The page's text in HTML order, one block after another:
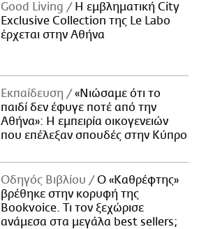
Good Living
Η εμβληματική City
Exclusive Collection της Le Labo
έρχεται στην Αθήνα
Εκπαίδευση
«Νιώσαμε ότι το
παιδί δεν έφυγε ποτέ από την
Αθήνα»: Η εμπειρία οικογενειών
που επέλεξαν σπουδές στην Κύπρο
Οδηγός Βιβλίου
Ο «Καθρέφτης»
βρέθηκε στην κορυφή της
Bookvoice. Τι τον ξεχώρισε
ανάμεσα στα μεγάλα best sellers;